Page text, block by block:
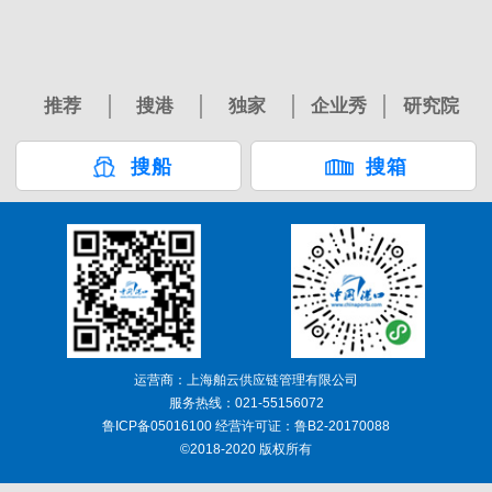
推荐 搜港 独家 企业秀 研究院
搜船 搜箱
运营商：上海舶云供应链管理有限公司
服务热线：021-55156072
鲁ICP备05016100 经营许可证：鲁B2-20170088
©2018-2020 版权所有